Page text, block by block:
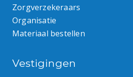
Zorgverzekeraars
Organisatie
Materiaal bestellen
Vestigingen